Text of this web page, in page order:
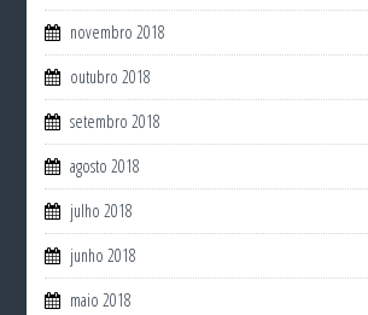
novembro 2018
outubro 2018
setembro 2018
agosto 2018
julho 2018
junho 2018
maio 2018